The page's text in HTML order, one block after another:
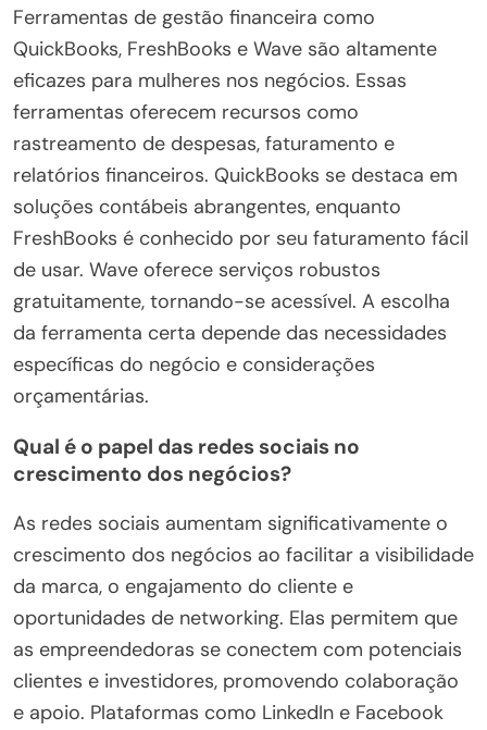
Ferramentas de gestão financeira como
QuickBooks, FreshBooks e Wave são altamente
eficazes para mulheres nos negócios. Essas
ferramentas oferecem recursos como
rastreamento de despesas, faturamento e
relatórios financeiros. QuickBooks se destaca em
soluções contábeis abrangentes, enquanto
FreshBooks é conhecido por seu faturamento fácil
de usar. Wave oferece serviços robustos
gratuitamente, tornando-se acessível. A escolha
da ferramenta certa depende das necessidades
específicas do negócio e considerações
orçamentárias.
Qual é o papel das redes sociais no
crescimento dos negócios?
As redes sociais aumentam significativamente o
crescimento dos negócios ao facilitar a visibilidade
da marca, o engajamento do cliente e
oportunidades de networking. Elas permitem que
as empreendedoras se conectem com potenciais
clientes e investidores, promovendo colaboração
e apoio. Plataformas como LinkedIn e Facebook